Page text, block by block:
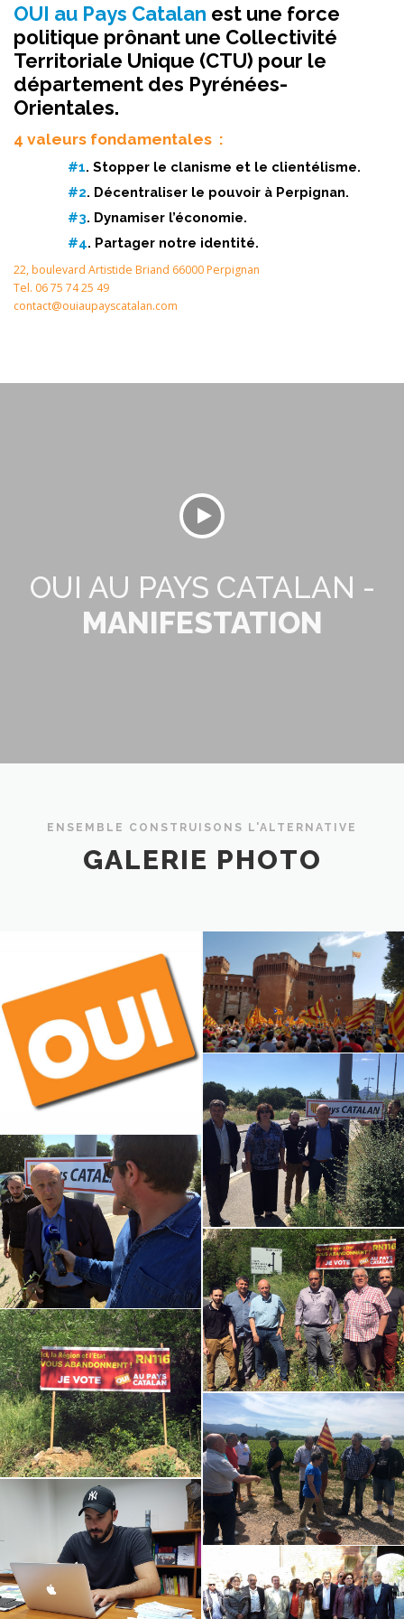
OUI au Pays Catalan est une force
politique prônant une Collectivité
Territoriale Unique (CTU) pour le
département des Pyrénées-
Orientales.
4 valeurs fondamentales :
#1. Stopper le clanisme et le clientélisme.
#2. Décentraliser le pouvoir à Perpignan.
#3. Dynamiser l’économie.
#4. Partager notre identité.
22, boulevard Artistide Briand 66000 Perpignan
Tel. 06 75 74 25 49
contact@ouiaupayscatalan.com
OUI AU PAYS CATALAN -
MANIFESTATION
ENSEMBLE CONSTRUISONS L'ALTERNATIVE
GALERIE PHOTO